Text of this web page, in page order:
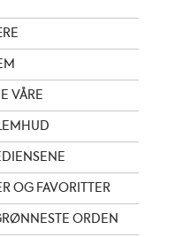
VÅRE
OG FAVORITTER
ORDEN